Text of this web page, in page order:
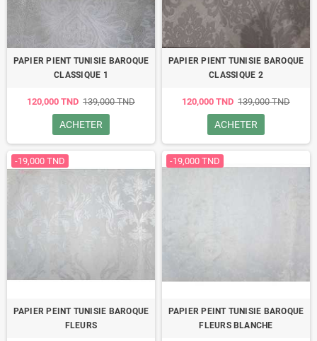
PAPIER PIENT TUNISIE BAROQUE
CLASSIQUE 1
120,000 TND 139,000 TND
ACHETER
PAPIER PIENT TUNISIE BAROQUE
CLASSIQUE 2
120,000 TND 139,000 TND
ACHETER
-19,000 TND
PAPIER PEINT TUNISIE BAROQUE
FLEURS
-19,000 TND
PAPIER PEINT TUNISIE BAROQUE
FLEURS BLANCHE